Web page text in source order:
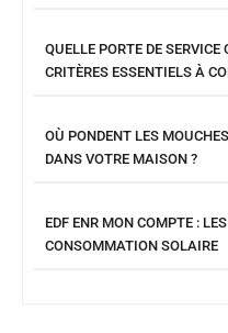
QUELLE PORTE DE
CRITÈRES ESSENTIELS À
OÙ PONDENT LES
DANS VOTRE MAISON ?
EDF ENR MON COMPTE :
CONSOMMATION SOLAIRE